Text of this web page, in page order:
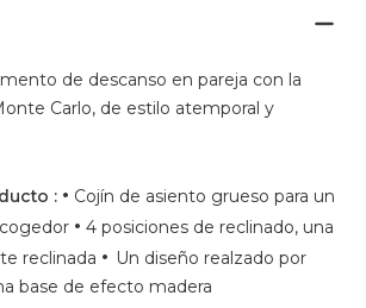
de descanso en pareja con la
Carlo, de estilo atemporal y
: • Cojín de asiento grueso para un
• 4 posiciones de reclinado, una
reclinada • Un diseño realzado por
base de efecto madera